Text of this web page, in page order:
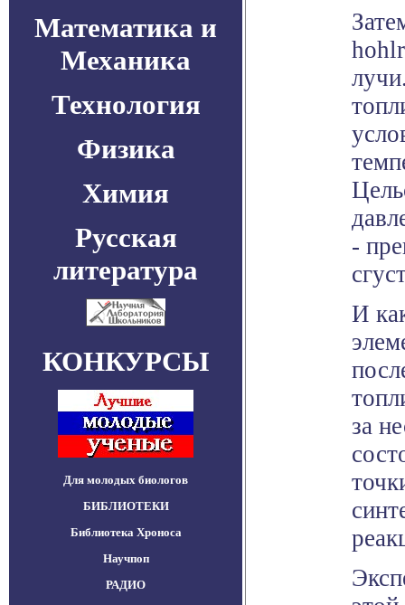
Математика и
Механика
Технология
Физика
Химия
Русская
литература
КОНКУРСЫ
Для молодых биологов
БИБЛИОТЕКИ
Библиотека Хроноса
Научпоп
РАДИО
-
И
за